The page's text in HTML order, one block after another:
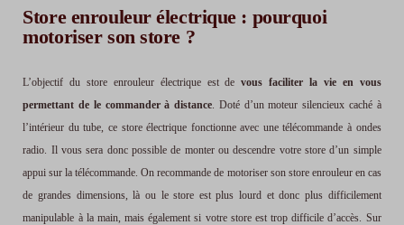
Store enrouleur électrique : pourquoi
motoriser son store ?
L’objectif du store enrouleur électrique est devous faciliter la vie en vous
permettant de le commander à distance . Doté d’un moteur silencieux caché à
l’intérieur du tube, ce store électrique fonctionne avec une télécommande à ondes
radio. Il vous sera donc possible de monter ou descendre votre store d’un simple
appui sur la télécommande. On recommande de motoriser son store enrouleur en cas
de grandes dimensions, là ou le store est plus lourd et donc plus difficilement
manipulable à la main, mais également si votre store est trop difficile d’accès. Sur